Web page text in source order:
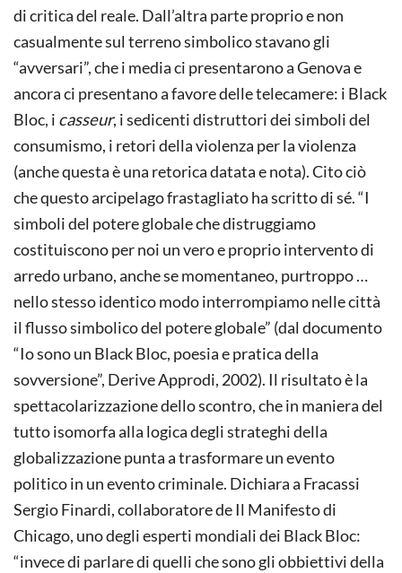
di critica del reale. Dall’altra parte proprio e non
casualmente sul terreno simbolico stavano gli
“avversari”, che i media ci presentarono a Genova e
ancora ci presentano a favore delle telecamere: i Black
Bloc, i casseur, i sedicenti distruttori dei simboli del
consumismo, i retori della violenza per la violenza
(anche questa è una retorica datata e nota). Cito ciò
che questo arcipelago frastagliato ha scritto di sé. “I
simboli del potere globale che distruggiamo
costituiscono per noi un vero e proprio intervento di
arredo urbano, anche se momentaneo, purtroppo …
nello stesso identico modo interrompiamo nelle città
il flusso simbolico del potere globale” (dal documento
“Io sono un Black Bloc, poesia e pratica della
sovversione”, Derive Approdi, 2002). Il risultato è la
spettacolarizzazione dello scontro, che in maniera del
tutto isomorfa alla logica degli strateghi della
globalizzazione punta a trasformare un evento
politico in un evento criminale. Dichiara a Fracassi
Sergio Finardi, collaboratore de Il Manifesto di
Chicago, uno degli esperti mondiali dei Black Bloc:
“invece di parlare di quelli che sono gli obbiettivi della